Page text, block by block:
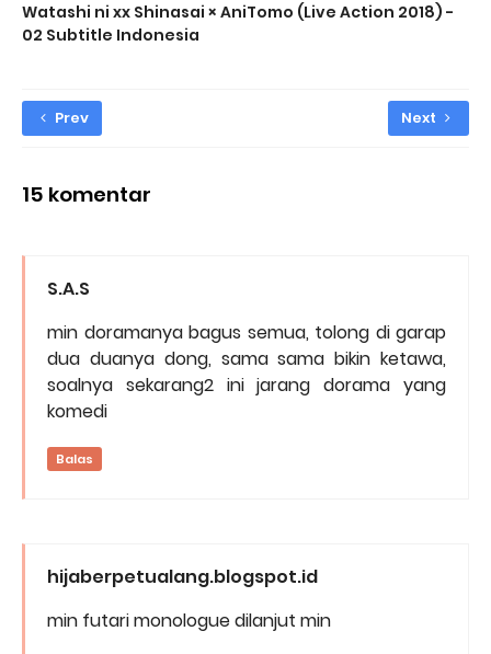
Watashi ni xx Shinasai × AniTomo (Live Action 2018) -
02 Subtitle Indonesia
Prev Next
15 komentar
S.A.S
min doramanya bagus semua, tolong di garap
dua duanya dong, sama sama bikin ketawa,
soalnya sekarang2 ini jarang dorama yang
komedi
Balas
hijaberpetualang.blogspot.id
min futari monologue dilanjut min